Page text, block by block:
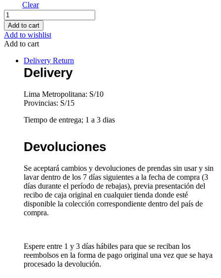
Clear
Vestido
Valery
Blanco
(Colección
Dulce
Otoño)
quantity
Add to cart
Add to wishlist
Add to cart
Delivery Return
Delivery
Lima Metropolitana: S/10
Provincias: S/15
Tiempo de entrega; 1 a 3 dias
Devoluciones
Se aceptará cambios y devoluciones de prendas sin usar y sin
lavar dentro de los 7 días siguientes a la fecha de compra (3
días durante el período de rebajas), previa presentación del
recibo de caja original en cualquier tienda donde esté
disponible la colección correspondiente dentro del país de
compra.
Espere entre 1 y 3 días hábiles para que se reciban los
reembolsos en la forma de pago original una vez que se haya
procesado la devolución.